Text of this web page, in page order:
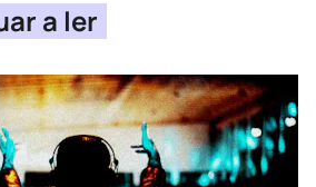
a ler